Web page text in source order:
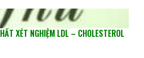
XÉT NGHIỆM LDL – CHOLESTEROL